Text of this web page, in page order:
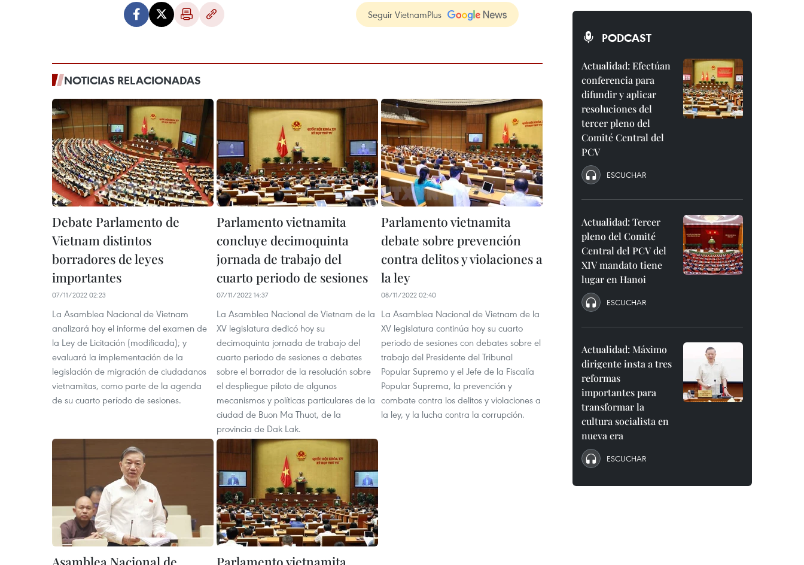
Seguir VietnamPlus
NOTICIAS RELACIONADAS
Debate Parlamento de
Vietnam distintos
borradores de leyes
importantes
07/11/2022 02:23
La Asamblea Nacional de Vietnam
analizará hoy el informe del examen de
la Ley de Licitación (modificada); y
evaluará la implementación de la
legislación de migración de ciudadanos
vietnamitas, como parte de la agenda
de su cuarto período de sesiones.
Parlamento vietnamita
concluye decimoquinta
jornada de trabajo del
cuarto periodo de sesiones
07/11/2022 14:37
La Asamblea Nacional de Vietnam de la
XV legislatura dedicó hoy su
decimoquinta jornada de trabajo del
cuarto periodo de sesiones a debates
sobre el borrador de la resolución sobre
el despliegue piloto de algunos
mecanismos y políticas particulares de la
ciudad de Buon Ma Thuot, de la
provincia de Dak Lak.
Parlamento vietnamita
debate sobre prevención
contra delitos y violaciones a
la ley
08/11/2022 02:40
La Asamblea Nacional de Vietnam de la
XV legislatura continúa hoy su cuarto
periodo de sesiones con debates sobre el
trabajo del Presidente del Tribunal
Popular Supremo y el Jefe de la Fiscalía
Popular Suprema, la prevención y
combate contra los delitos y violaciones a
la ley, y la lucha contra la corrupción.
Asamblea Nacional de
Parlamento vietnamita
PODCAST
Actualidad: Efectúan
conferencia para
difundir y aplicar
resoluciones del
tercer pleno del
Comité Central del
PCV
ESCUCHAR
Actualidad: Tercer
pleno del Comité
Central del PCV del
XIV mandato tiene
lugar en Hanoi
ESCUCHAR
Actualidad: Máximo
dirigente insta a tres
reformas
importantes para
transformar la
cultura socialista en
nueva era
ESCUCHAR